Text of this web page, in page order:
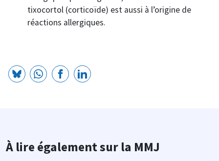
tixocortol (corticoïde) est aussi à l’origine de
réactions allergiques.
À lire également sur la MMJ